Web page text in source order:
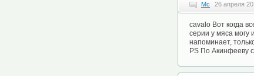
Mc 26 апреля
cavalo Вот когда
серии у мяса могу
напоминает,
PS По Акинфееву